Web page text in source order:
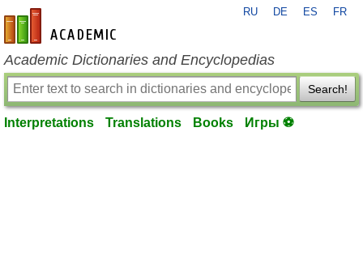
en-academic.com
RU DE ES FR
Academic Dictionaries and Encyclopedias
Search!
Interpretations Translations Books Игры ⚽